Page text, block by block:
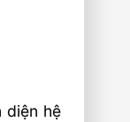
diện hệ